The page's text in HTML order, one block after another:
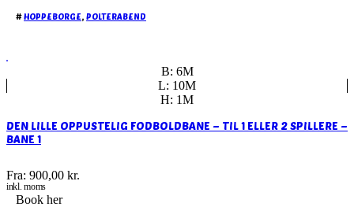
#HOPPEBORGE POLTERABEND
B: 6M
L: 10M
H: 1M
DEN LILLE OPPUSTELIG FODBOLDBANE – TIL 1 ELLER 2 SPILLERE –
BANE 1
Fra: 900,00 kr.
inkl. moms
Book her